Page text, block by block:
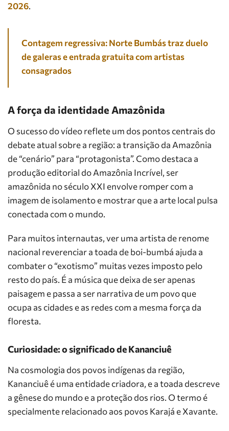
2026.
Contagem regressiva: Norte Bumbás traz duelo
de galeras e entrada gratuita com artistas
consagrados
A força da identidade Amazônida
O sucesso do vídeo reflete um dos pontos centrais do
debate atual sobre a região: a transição da Amazônia
de “cenário” para “protagonista”. Como destaca a
produção editorial do Amazônia Incrível, ser
amazônida no século XXI envolve romper com a
imagem de isolamento e mostrar que a arte local pulsa
conectada com o mundo.
Para muitos internautas, ver uma artista de renome
nacional reverenciar a toada de boi-bumbá ajuda a
combater o “exotismo” muitas vezes imposto pelo
resto do país. É a música que deixa de ser apenas
paisagem e passa a ser narrativa de um povo que
ocupa as cidades e as redes com a mesma força da
floresta.
Curiosidade: o significado de Kananciuê
Na cosmologia dos povos indígenas da região,
Kananciuê é uma entidade criadora, e a toada descreve
a gênese do mundo e a proteção dos rios. O termo é
specialmente relacionado aos povos Karajá e Xavante.